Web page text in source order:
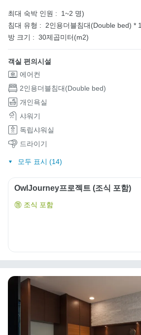
최대 숙박 인원 :
1~2 명)
침대 유형 :
2인용더블침대(Double bed) * 1
방 크기 : 30제곱미터(m2)
객실 편의시설
에어컨
2인용더블침대(Double bed)
개인욕실
샤워기
독립샤워실
드라이기
모두 표시 (14)
OwlJourney프로젝트 (조식 포함)
조식 포함